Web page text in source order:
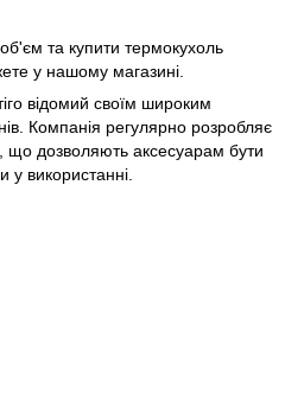
об'єм та купити термокухоль
у нашому магазині.
відомий своїм широким
Компанія регулярно розробляє
що дозволяють аксесуарам бути
використанні.